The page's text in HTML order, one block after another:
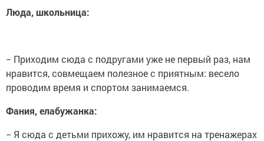
Люда, школьница:
− Приходим сюда с подругами уже не первый раз, нам
нравится, совмещаем полезное с приятным: весело
проводим время и спортом занимаемся.
Фания, елабужанка:
− Я сюда с детьми прихожу, им нравится на тренажерах